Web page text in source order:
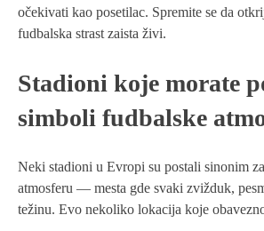
očekivati kao posetilac. Spremite se da
fudbalska strast zaista živi.
Stadioni koje morate
simboli fudbalske
Neki stadioni u Evropi su postali sinonim
atmosferu — mesta gde svaki zvižduk,
težinu. Evo nekoliko lokacija koje